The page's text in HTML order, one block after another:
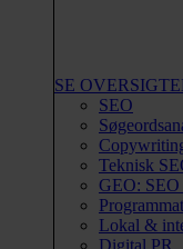
SE
SEO
Teknisk
GEO: SEO
Lokal &
Digital PR